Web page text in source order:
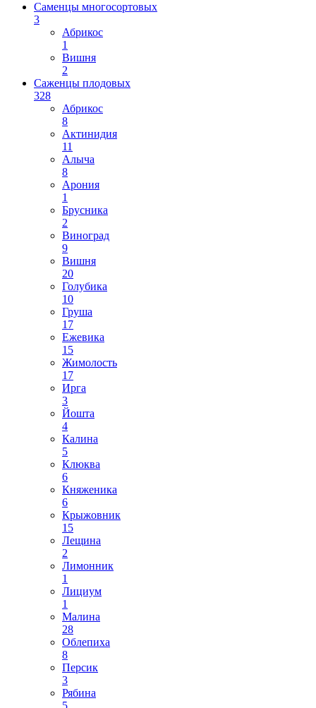
Саменцы многосортовых
3
Абрикос
1
Вишня
2
Саженцы плодовых
328
Абрикос
8
Актинидия
11
Алыча
8
Арония
1
Брусника
2
Виноград
9
Вишня
20
Голубика
10
Груша
17
Ежевика
15
Жимолость
17
Ирга
3
Йошта
4
Калина
5
Клюква
6
Княженика
6
Крыжовник
15
Лещина
2
Лимонник
1
Лициум
1
Малина
28
Облепиха
8
Персик
3
Рябина
5